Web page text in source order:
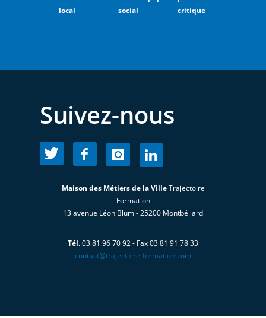
local
social
critique
Suivez-nous
Maison des Métiers de la VilleTrajectoire
Formation
13 avenue Léon Blum - 25200 Montbéliard
Tél.03 81 96 70 92 - Fax 03 81 91 78 33
contact@trajectoire-formation.com